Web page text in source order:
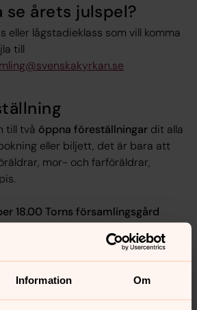
Information Om
se årets julspel?
eller lågstadieklass som vill komma
till
till två öppna föreställningar dit alla
eller biljett, det är bara att
mor- och farföräldrar,
18.00 Torns församlingsgård
17.00 Norra Nöbbelövs kyrka
årets julspel
risgrynsgröt tillsammans.